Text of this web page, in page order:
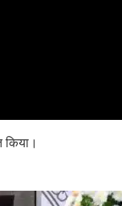
किया।